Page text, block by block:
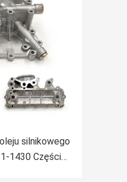
silnikowego
1430 Części